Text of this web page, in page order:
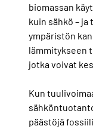
biomassan
kuin sähkö –
ympäristön
lämmitykseen
jotka voivat
Kun
päästöjä